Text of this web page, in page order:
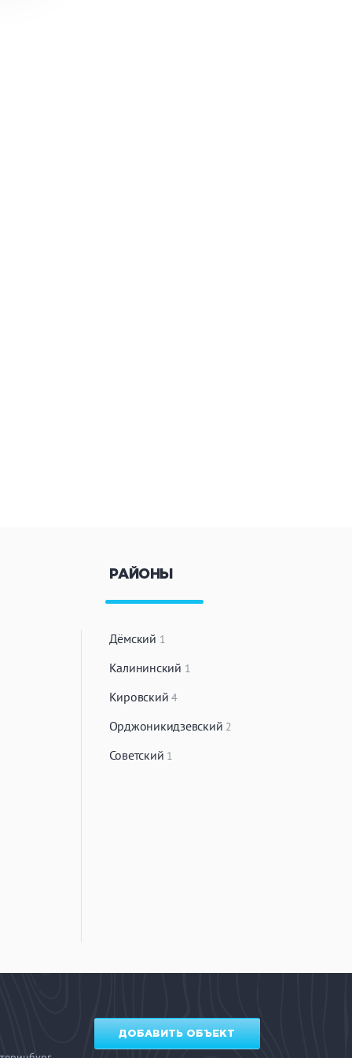
РАЙОНЫ
Дёмский 1
Калининский 1
Кировский4
Орджоникидзевский 2
Советский 1
ДОБАВИТЬ ОБЪЕКТ